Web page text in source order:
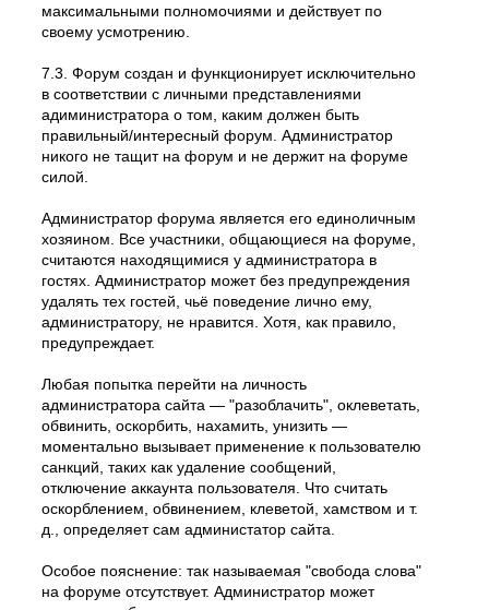
максимальными полномочиями и действует по
своему усмотрению.
7.3. Форум создан и функционирует исключительно
в соответствии с личными представлениями
адиминистратора о том, каким должен быть
правильный/интересный форум. Администратор
никого не тащит на форум и не держит на форуме
силой.
Администратор форума является его единоличным
хозяином. Все участники, общающиеся на форуме,
считаются находящимися у администратора в
гостях. Администратор может без предупреждения
удалять тех гостей, чьё поведение лично ему,
администратору, не нравится. Хотя, как правило,
предупреждает.
Любая попытка перейти на личность
администратора сайта — "разоблачить", оклеветать,
обвинить, оскорбить, нахамить, унизить —
моментально вызывает применение к пользователю
санкций, таких как удаление сообщений,
отключение аккаунта пользователя. Что считать
оскорблением, обвинением, клеветой, хамством и т.
д., определяет сам администатор сайта.
Особое пояснение: так называемая "свобода слова"
на форуме отсутствует. Администратор может